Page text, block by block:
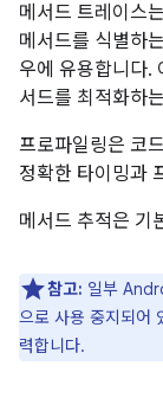
메서드 트레이스
메서드를 식별하
우에 유용합니다.
서드를 최적화하
프로파일링은 코
정확한 타이밍과
메서드 추적은 기
참고: 일부
으로 사용 중지되어
력합니다.